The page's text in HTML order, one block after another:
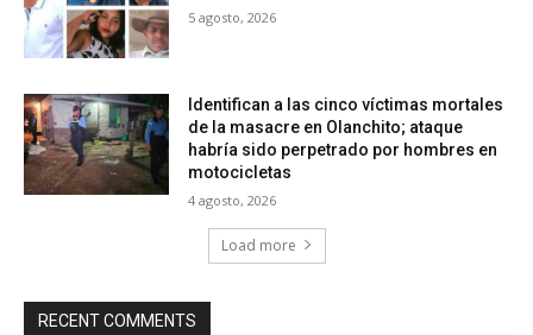
5 agosto, 2026
Identifican a las cinco víctimas mortales
de la masacre en Olanchito; ataque
habría sido perpetrado por hombres en
motocicletas
4 agosto, 2026
Load more
RECENT COMMENTS